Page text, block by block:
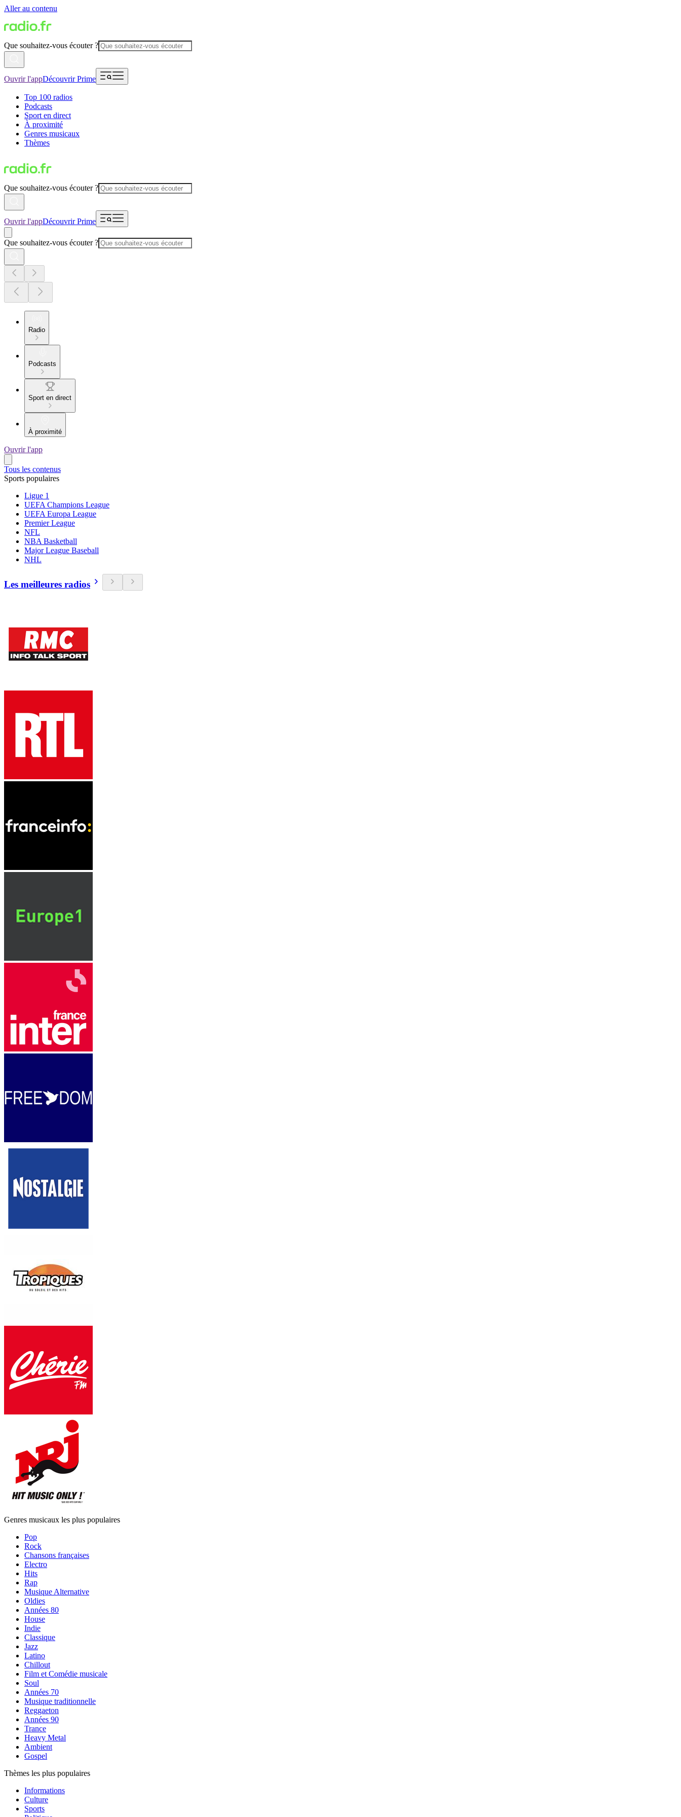
Aller au contenu
Que souhaitez-vous écouter ?
Ouvrir l'appDécouvrir Prime
Top 100 radios
Podcasts
Sport en direct
À proximité
Genres musicaux
Thèmes
Que souhaitez-vous écouter ?
Ouvrir l'appDécouvrir Prime
Que souhaitez-vous écouter ?
Radio
Podcasts
Sport en direct
À proximité
Ouvrir l'app
Tous les contenus
Sports populaires
Ligue 1
UEFA Champions League
UEFA Europa League
Premier League
NFL
NBA Basketball
Major League Baseball
NHL
Les meilleures radios
Genres musicaux les plus populaires
Pop
Rock
Chansons françaises
Electro
Hits
Rap
Musique Alternative
Oldies
Années 80
House
Indie
Classique
Jazz
Latino
Chillout
Film et Comédie musicale
Soul
Années 70
Musique traditionnelle
Reggaeton
Années 90
Trance
Heavy Metal
Ambient
Gospel
Thèmes les plus populaires
Informations
Culture
Sports